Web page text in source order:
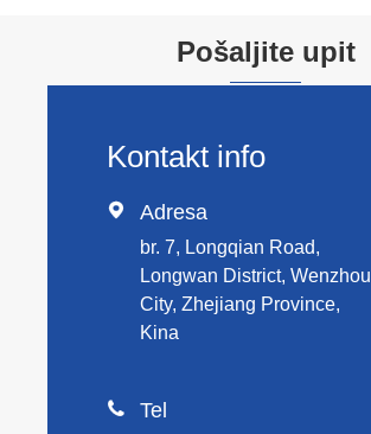
Pošaljite upit
Kontakt info
 Adresa
br. 7, Longqian Road,
Longwan District, Wenzhou
City, Zhejiang Province,
Kina
 Tel